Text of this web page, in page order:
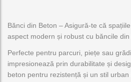
c
a
e
g
o
Bănci din Beton – Asigură-te că
aspect modern și robust cu băncile din
Perfecte pentru parcuri, piețe sau
impresionează prin durabilitate și
beton pentru rezistență și un stil urban